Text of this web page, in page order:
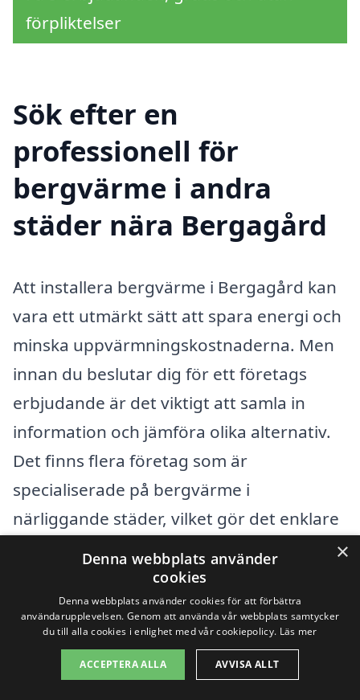
förpliktelser
Sök efter en
professionell för
bergvärme i andra
städer nära Bergagård
Att installera bergvärme i Bergagård kan
vara ett utmärkt sätt att spara energi och
minska uppvärmningskostnaderna. Men
innan du beslutar dig för ett företags
erbjudande är det viktigt att samla in
information och jämföra olika alternativ.
Det finns flera företag som är
specialiserade på bergvärme i
närliggande städer, vilket gör det enklare
att hitta den hjälp du behöver.
Några av städerna omkring Bergagård
som erbjuder kompetens inom
bergvärme inkluderar:
×
Denna webbplats använder
cookies
Denna webbplats använder cookies för att förbättra
användarupplevelsen. Genom att använda vår webbplats samtycker
du till alla cookies i enlighet med vår cookiepolicy. Läs mer
ACCEPTERA ALLA AVVISA ALLT